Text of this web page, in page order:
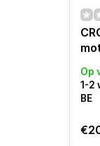
Op
1-2
BE